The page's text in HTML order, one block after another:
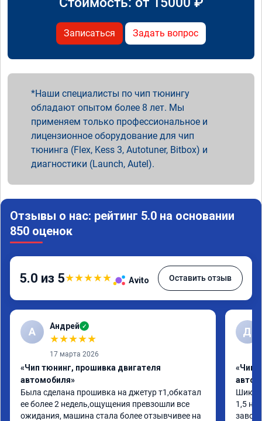
Записаться Задать вопрос
Наши специалисты по чип тюнингу
обладают опытом более 8 лет. Мы
применяем только профессиональное и
лицензионное оборудование для чип
тюнинга (Flex, Kess 3, Autotuner, Bitbox) и
диагностики (Launch, Autel).
Отзывы о нас: рейтинг 5.0 на основании
850 оценок
5.0 из 5★★★★★ Avito Оставить отзыв
А Андрей ✓
★★★★★
17 марта 2026
«Чип тюнинг, прошивка двигателя
автомобиля»
Была сделана прошивка на джетур т1,обкатал
ее более 2 недель,ощущения превзошли все
ожидания, машина стала более отзывчивее на
Д
«Чип
1,5 на